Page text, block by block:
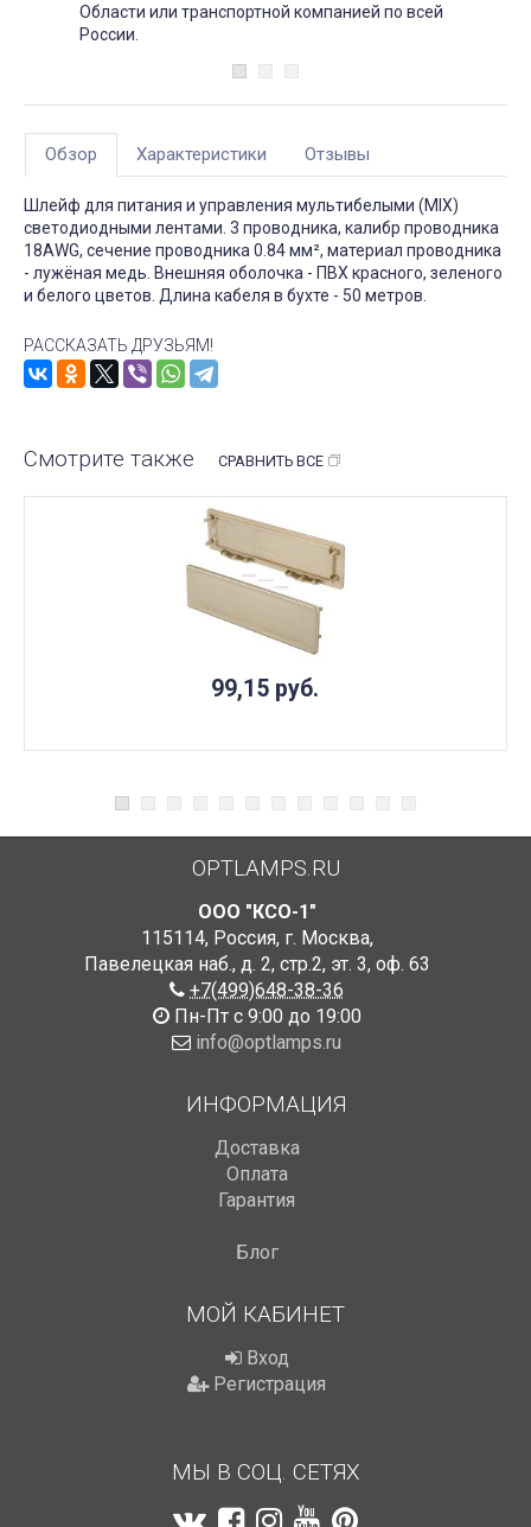
Области или транспортной компанией по всей
России.
Обзор Характеристики Отзывы
Шлейф для питания и управления мультибелыми (MIX)
светодиодными лентами. 3 проводника, калибр проводника
18AWG, сечение проводника 0.84 мм², материал проводника
- лужёная медь. Внешняя оболочка - ПВХ красного, зеленого
и белого цветов. Длина кабеля в бухте - 50 метров.
РАССКАЗАТЬ ДРУЗЬЯМ!
Смотрите также СРАВНИТЬ ВСЕ
99,15 руб.
OPTLAMPS.RU
ООО "КСО-1"
115114, Россия, г. Москва,
Павелецкая наб., д. 2, стр.2, эт. 3, оф. 63
+7(499)648-38-36
Пн-Пт с 9:00 до 19:00
info@optlamps.ru
ИНФОРМАЦИЯ
Доставка
Оплата
Гарантия
Блог
МОЙ КАБИНЕТ
Вход
Регистрация
МЫ В СОЦ. СЕТЯХ